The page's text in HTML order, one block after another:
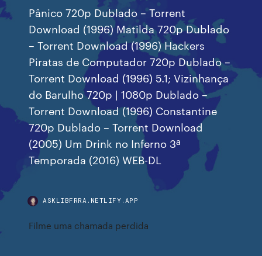
Pânico 720p Dublado – Torrent
Download (1996) Matilda 720p Dublado
– Torrent Download (1996) Hackers
Piratas de Computador 720p Dublado –
Torrent Download (1996) 5.1; Vizinhança
do Barulho 720p | 1080p Dublado –
Torrent Download (1996) Constantine
720p Dublado – Torrent Download
(2005) Um Drink no Inferno 3ª
Temporada (2016) WEB-DL
ASKLIBFRRA.NETLIFY.APP
Filme uma chamada perdida